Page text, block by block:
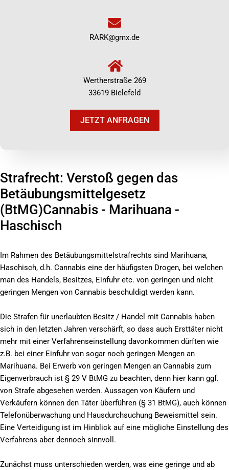
RARK@gmx.de
Wertherstraße 269
33619 Bielefeld
JETZT ANFRAGEN
Strafrecht: Verstoß gegen das
Betäubungsmittelgesetz
(BtMG)Cannabis - Marihuana -
Haschisch
Im Rahmen des Betäubungsmittelstrafrechts sind Marihuana,
Haschisch, d.h. Cannabis eine der häufigsten Drogen, bei welchen
man des Handels, Besitzes, Einfuhr etc. von geringen und nicht
geringen Mengen von Cannabis beschuldigt werden kann.
Die Strafen für unerlaubten Besitz / Handel mit Cannabis haben
sich in den letzten Jahren verschärft, so dass auch Ersttäter nicht
mehr mit einer Verfahrenseinstellung davonkommen dürften wie
z.B. bei einer Einfuhr von sogar noch geringen Mengen an
Marihuana. Bei Erwerb von geringen Mengen an Cannabis zum
Eigenverbrauch ist § 29 V BtMG zu beachten, denn hier kann ggf.
von Strafe abgesehen werden. Aussagen von Käufern und
Verkäufern können den Täter überführen (§ 31 BtMG), auch können
Telefonüberwachung und Hausdurchsuchung Beweismittel sein.
Eine Verteidigung ist im Hinblick auf eine mögliche Einstellung des
Verfahrens aber dennoch sinnvoll.
Zunächst muss unterschieden werden, was eine geringe und ab